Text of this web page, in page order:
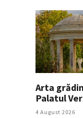
Arta
Palatul
4 August 2026